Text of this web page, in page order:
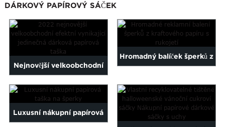
Bulgarian
Croatian
Finnish
Gujarati
Igbo
Khmer
DÁRKOVÝ PAPÍROVÝ SÁČEK
Nejnovější velkoobchodní
2022 Fancy Exquisite
Unique Gi...
Hromadný balíček šperků z
tašek...
Luxusní nákupní papírová